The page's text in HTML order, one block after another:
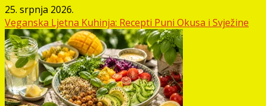
25. srpnja 2026.
Veganska Ljetna Kuhinja: Recepti Puni Okusa i Svježine